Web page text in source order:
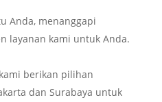
Anda, menanggapi
layanan kami untuk Anda.
berikan pilihan
dan Surabaya untuk